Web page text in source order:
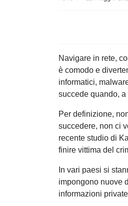
Navigare in rete,
è comodo e
informatici,
succede quando,
Per definizione,
succedere, non ci
recente studio di
finire vittima del
In vari paesi si
impongono nuove
informazioni